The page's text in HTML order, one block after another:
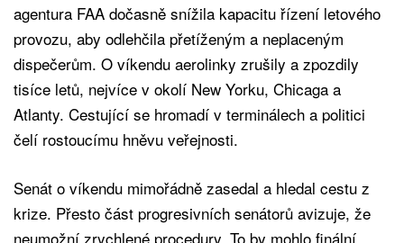
agentura FAA dočasně snížila kapacitu řízení letového
provozu, aby odlehčila přetíženým a neplaceným
dispečerům. O víkendu aerolinky zrušily a zpozdily
tisíce letů, nejvíce v okolí New Yorku, Chicaga a
Atlanty. Cestující se hromadí v terminálech a politici
čelí rostoucímu hněvu veřejnosti.
Senát o víkendu mimořádně zasedal a hledal cestu z
krize. Přesto část progresivních senátorů avizuje, že
neumožní zrychlené procedury. To by mohlo finální